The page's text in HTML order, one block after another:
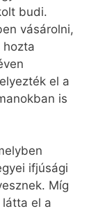
budi.
vásárolni,
hozta
el a
is
ifjúsági
Míg
el a